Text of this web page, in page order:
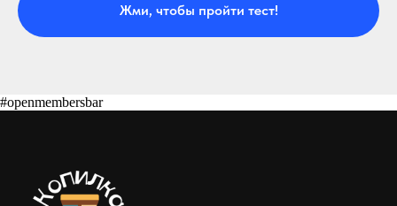
Жми, чтобы пройти тест!
#openmembersbar